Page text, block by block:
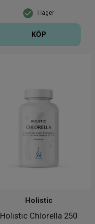
I lager
KÖP
Holistic Chlorella 250
Holistic